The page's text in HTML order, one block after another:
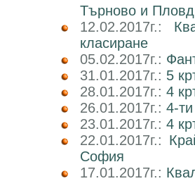
Търново и
12.02.2017г.:
класиране
05.02.2017г.:
31.01.2017г.: 5
28.01.2017г.: 4
26.01.2017г.: 4-
23.01.2017г.: 4
22.01.2017г.:
София
17.01.2017г.: